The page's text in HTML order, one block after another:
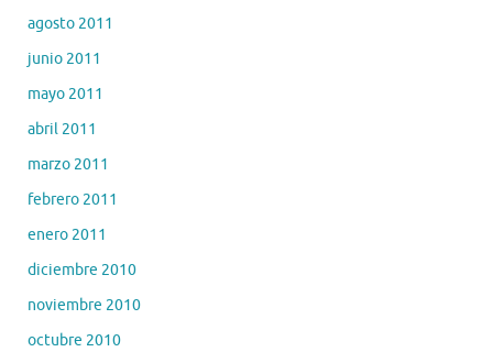
agosto 2011
junio 2011
mayo 2011
abril 2011
marzo 2011
febrero 2011
enero 2011
diciembre 2010
noviembre 2010
octubre 2010